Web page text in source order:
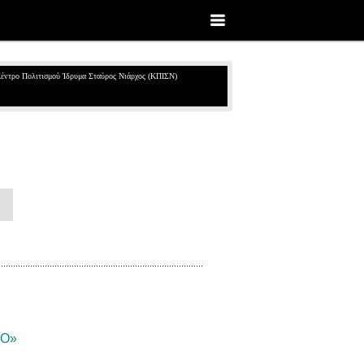
Πολιτισμού Ίδρυμα Σταύρος Νιάρχος (ΚΠΙΣΝ)